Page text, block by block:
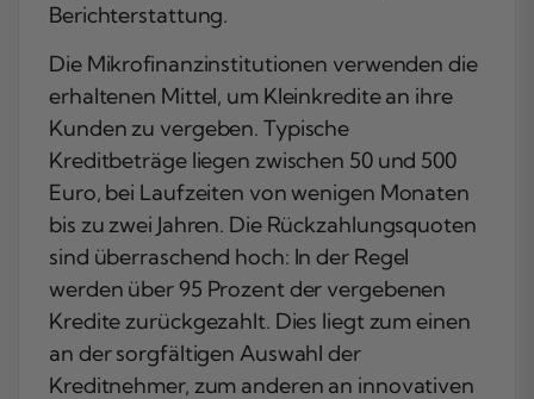
Berichterstattung.
Die Mikrofinanzinstitutionen verwenden die
erhaltenen Mittel, um Kleinkredite an ihre
Kunden zu vergeben. Typische
Kreditbeträge liegen zwischen 50 und 500
Euro, bei Laufzeiten von wenigen Monaten
bis zu zwei Jahren. Die Rückzahlungsquoten
sind überraschend hoch: In der Regel
werden über 95 Prozent der vergebenen
Kredite zurückgezahlt. Dies liegt zum einen
an der sorgfältigen Auswahl der
Kreditnehmer, zum anderen an innovativen